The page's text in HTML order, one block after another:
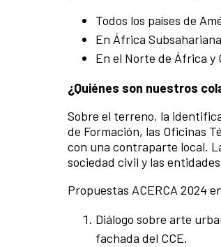
Todos los países de
En África
En el Norte de África y
¿Quiénes son nuestros
Sobre el terreno, la
de Formación, las Oficinas
con una contraparte local.
sociedad civil y las
Propuestas ACERCA 2024
Diálogo sobre arte
fachada del CCE.